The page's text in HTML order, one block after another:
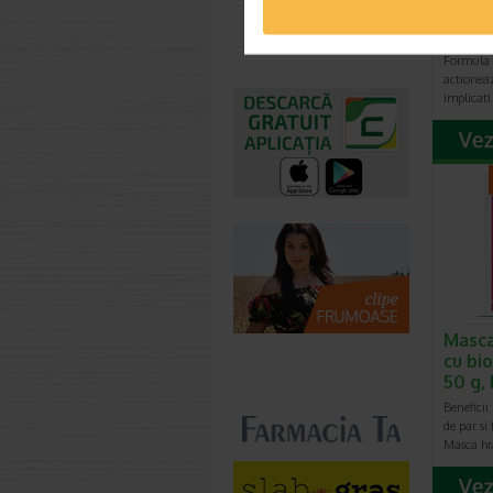
Formula
cu
50 g,
de par si
Masca